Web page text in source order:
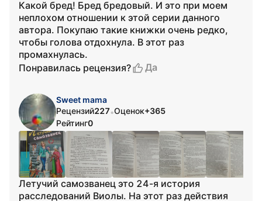
Какой бред! Бред бредовый. И это при моем
неплохом отношении к этой серии данного
автора. Покупаю такие книжки очень редко,
чтобы голова отдохнула. В этот раз
промахнулась.
Понравилась рецензия?
Да
Sweet mama
Рецензий227•Оценок+365
Рейтинг0
Летучий самозванец это 24-я история
расследований Виолы. На этот раз действия